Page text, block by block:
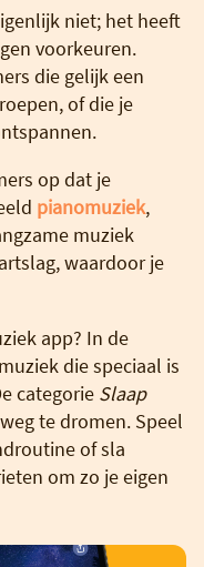
niet; het heeft
voorkeuren.
die gelijk een
of die je
op dat je
pianomuziek,
muziek
waardoor je
app? In de
die speciaal is
categorie Slaap
te dromen. Speel
of sla
om zo je eigen